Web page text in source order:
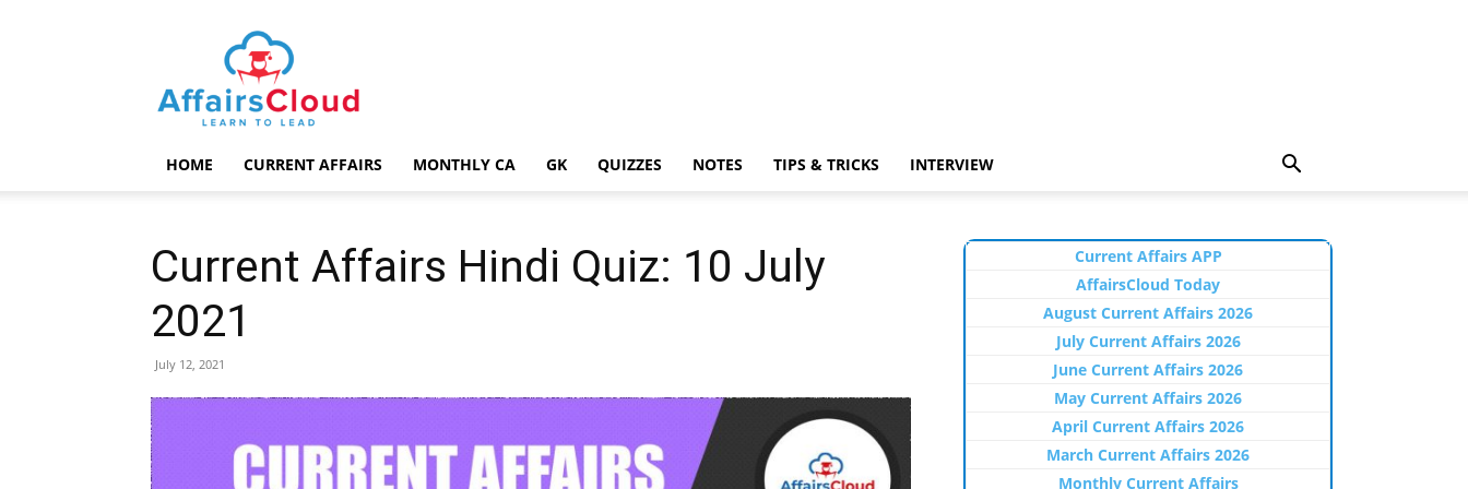
AffairsCloud.com
HOME CURRENT AFFAIRS MONTHLY CA GK QUIZZES NOTES TIPS & TRICKS INTERVIEW
Current Affairs Hindi Quiz: 10 July
2021
July 12, 2021
Current Affairs APP
AffairsCloud Today
August Current Affairs 2026
July Current Affairs 2026
June Current Affairs 2026
May Current Affairs 2026
April Current Affairs 2026
March Current Affairs 2026
Monthly Current Affairs